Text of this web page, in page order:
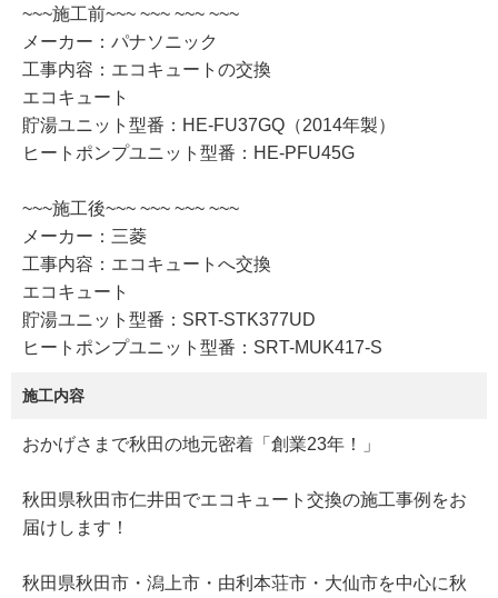
~~~施工前~~~ ~~~ ~~~ ~~~
メーカー：パナソニック
工事内容：エコキュートの交換
エコキュート
貯湯ユニット型番：HE-FU37GQ（2014年製）
ヒートポンプユニット型番：HE-PFU45G
~~~施工後~~~ ~~~ ~~~ ~~~
メーカー：三菱
工事内容：エコキュートへ交換
エコキュート
貯湯ユニット型番：SRT-STK377UD
ヒートポンプユニット型番：SRT-MUK417-S
施工内容
おかげさまで秋田の地元密着「創業23年！」
秋田県秋田市仁井田でエコキュート交換の施工事例をお
届けします！
秋田県秋田市・潟上市・由利本荘市・大仙市を中心に秋